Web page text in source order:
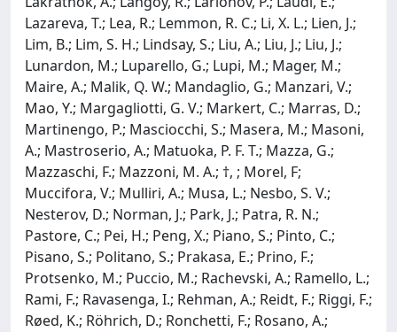
Lazareva, T.; Lea, R.; Lemmon, R. C.; Li, X. L.; Lien, J.;
Lim, B.; Lim, S. H.; Lindsay, S.; Liu, A.; Liu, J.; Liu, J.;
Lunardon, M.; Luparello, G.; Lupi, M.; Mager, M.;
Maire, A.; Malik, Q. W.; Mandaglio, G.; Manzari, V.;
Mao, Y.; Margagliotti, G. V.; Markert, C.; Marras, D.;
Martinengo, P.; Masciocchi, S.; Masera, M.; Masoni,
A.; Mastroserio, A.; Matuoka, P. F. T.; Mazza, G.;
Mazzaschi, F.; Mazzoni, M. A.; †, ; Morel, F;
Muccifora, V.; Mulliri, A.; Musa, L.; Nesbo, S. V.;
Nesterov, D.; Norman, J.; Park, J.; Patra, R. N.;
Pastore, C.; Pei, H.; Peng, X.; Piano, S.; Pinto, C.;
Pisano, S.; Politano, S.; Prakasa, E.; Prino, F.;
Protsenko, M.; Puccio, M.; Rachevski, A.; Ramello, L.;
Rami, F.; Ravasenga, I.; Rehman, A.; Reidt, F.; Riggi, F.;
Røed, K.; Röhrich, D.; Ronchetti, F.; Rosano, A.;